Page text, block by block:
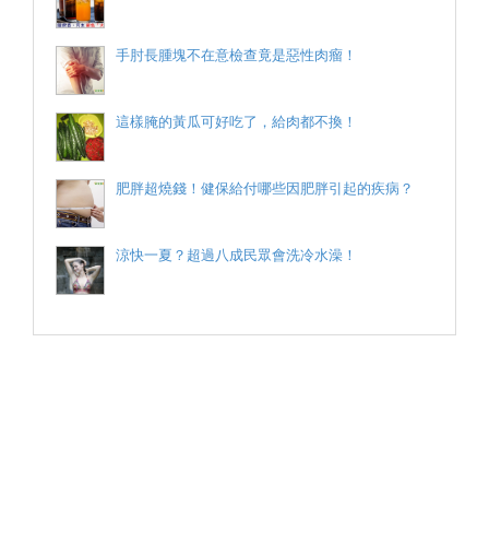
手肘長腫塊不在意檢查竟是惡性肉瘤！
這樣腌的黃瓜可好吃了，給肉都不換！
肥胖超燒錢！健保給付哪些因肥胖引起的疾病？
涼快一夏？超過八成民眾會洗冷水澡！